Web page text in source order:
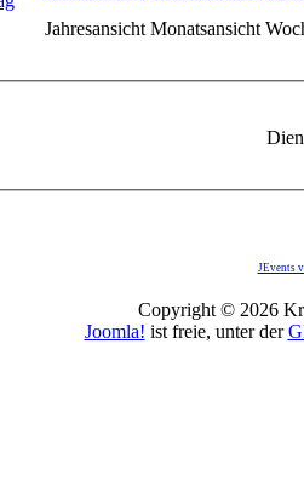
Jahresansicht Monatsansicht
JEvents
Copyright © 2026
Joomla! ist freie, unter der